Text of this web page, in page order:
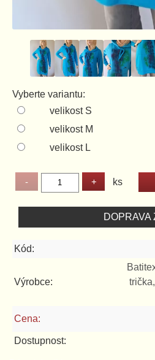
Vyberte variantu:
velikost S
velikost M
velikost L
ks
DOPRAVA
Kód:
Výrobce:
Cena:
Dostupnost: